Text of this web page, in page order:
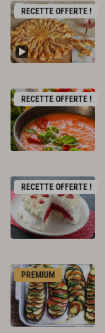
RECETTE OFFERTE !
RECETTE OFFERTE !
RECETTE OFFERTE !
PREMIUM